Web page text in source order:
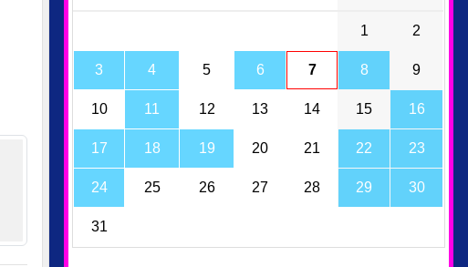
1 2
3 4 5 6 7 8 9
10 11 12 13 14 15 16
17 18 19 20 21 22 23
24 25 26 27 28 29 30
31